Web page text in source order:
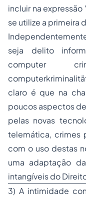
incluir na
se utilize a primeira
seja delito
computer
claro é que na
poucos aspectos
pelas novas
telemática, crimes
com o uso destas
uma adaptação
intangíveis do
3) A intimidade